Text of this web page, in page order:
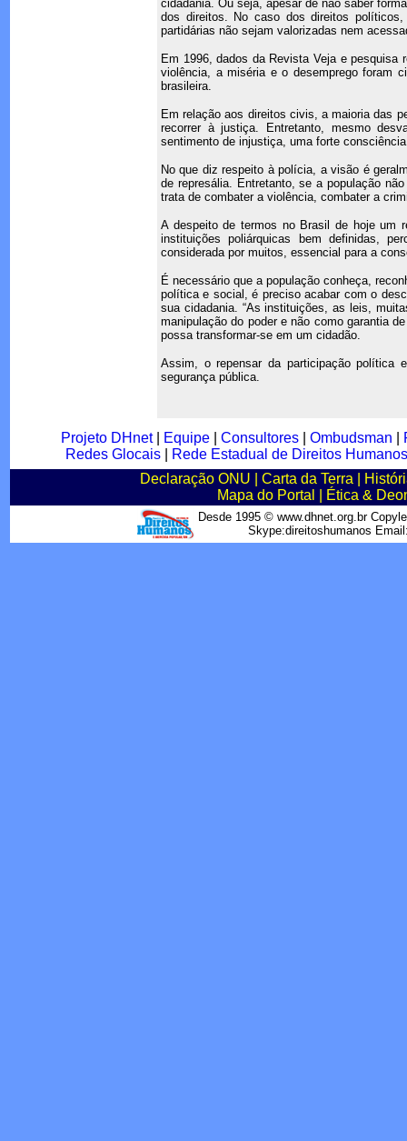
cidadania. Ou seja, apesar de não saber
dos direitos. No caso dos direitos
partidárias não sejam valorizadas nem
Em 1996, dados da Revista Veja e
violência, a miséria e o desemprego foram
brasileira.
Em relação aos direitos civis, a maioria das
recorrer à justiça. Entretanto, mesmo
sentimento de injustiça, uma forte
No que diz respeito à polícia, a visão é
de represália. Entretanto, se a população
trata de combater a violência, combater a
A despeito de termos no Brasil de hoje um
instituições poliárquicas bem definidas,
considerada por muitos, essencial para a
É necessário que a população conheça,
política e social, é preciso acabar com o
sua cidadania. “As instituições, as leis,
manipulação do poder e não como garantia
possa transformar-se em um cidadão.
Assim, o repensar da participação política
segurança pública.
Projeto DHnet| Equipe| Consultores| Ombudsman
Redes Glocais|
Rede Estadual de Direitos
Declaração ONU
Carta da Terra
Mapa do Portal
Ética &
Desde 1995 © www.dhnet.org.br
Skype:direitoshumanos